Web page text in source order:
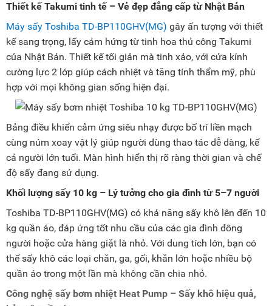
Thiết kế Takumi tinh tế – Vẻ đẹp đẳng cấp từ Nhật Bản
Máy sấy Toshiba TD-BP110GHV(MG) gây ấn tượng với thiết
kế sang trọng, lấy cảm hứng từ tinh hoa thủ công Takumi
của Nhật Bản. Thiết kế tối giản mà tinh xảo, với cửa kính
cường lực 2 lớp giúp cách nhiệt và tăng tính thẩm mỹ, phù
hợp với mọi không gian sống hiện đại.
Bảng điều khiển cảm ứng siêu nhạy được bố trí liền mạch
cùng núm xoay vật lý giúp người dùng thao tác dễ dàng, kể
cả người lớn tuổi. Màn hình hiển thị rõ ràng thời gian và chế
độ sấy đang sử dụng.
Khối lượng sấy 10 kg – Lý tưởng cho gia đình từ 5–7 người
Toshiba TD-BP110GHV(MG) có khả năng sấy khô lên đến 10
kg quần áo, đáp ứng tốt nhu cầu của các gia đình đông
người hoặc cửa hàng giặt là nhỏ. Với dung tích lớn, bạn có
thể sấy khô các loại chăn, ga, gối, khăn lớn hoặc nhiều bộ
quần áo trong một lần mà không cần chia nhỏ.
Công nghệ sấy bơm nhiệt Heat Pump – Sấy khô hiệu quả,